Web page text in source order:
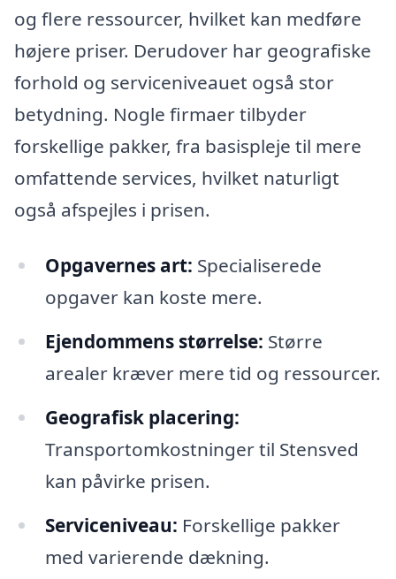
og flere ressourcer, hvilket kan medføre
højere priser. Derudover har geografiske
forhold og serviceniveauet også stor
betydning. Nogle firmaer tilbyder
forskellige pakker, fra basispleje til mere
omfattende services, hvilket naturligt
også afspejles i prisen.
Opgavernes art: Specialiserede
opgaver kan koste mere.
Ejendommens størrelse: Større
arealer kræver mere tid og ressourcer.
Geografisk placering:
Transportomkostninger til Stensved
kan påvirke prisen.
Serviceniveau: Forskellige pakker
med varierende dækning.